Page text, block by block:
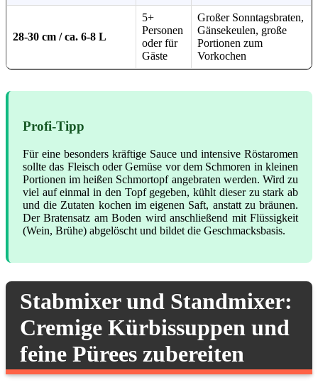
28-30 cm / ca. 6-8 L
5+
Personen
oder für
Gäste
Großer Sonntagsbraten,
Gänsekeulen, große
Portionen zum
Vorkochen
Profi-Tipp
Für eine besonders kräftige Sauce und intensive Röstaromen
sollte das Fleisch oder Gemüse vor dem Schmoren in kleinen
Portionen im heißen Schmortopf angebraten werden. Wird zu
viel auf einmal in den Topf gegeben, kühlt dieser zu stark ab
und die Zutaten kochen im eigenen Saft, anstatt zu bräunen.
Der Bratensatz am Boden wird anschließend mit Flüssigkeit
(Wein, Brühe) abgelöscht und bildet die Geschmacksbasis.
Stabmixer und Standmixer:
Cremige Kürbissuppen und
feine Pürees zubereiten